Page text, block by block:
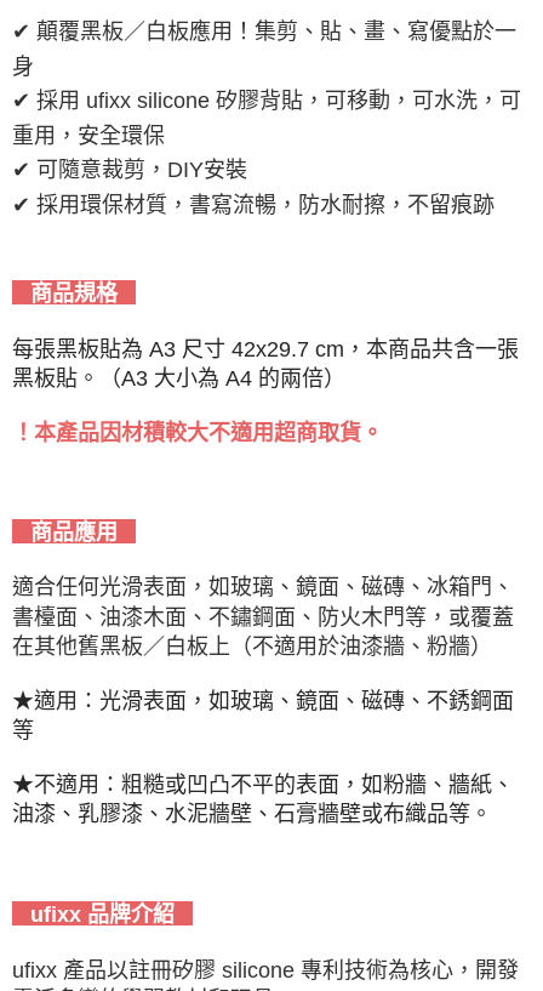
✔ 顛覆黑板／白板應用！集剪、貼、畫、寫優點於一
身
✔ 採用 ufixx silicone 矽膠背貼，可移動，可水洗，可
重用，安全環保
✔ 可隨意裁剪，DIY安裝
✔ 採用環保材質，書寫流暢，防水耐擦，不留痕跡
商品規格
每張黑板貼為 A3 尺寸 42x29.7 cm，本商品共含一張
黑板貼。（A3 大小為 A4 的兩倍）
！本產品因材積較大不適用超商取貨。
商品應用
適合任何光滑表面，如玻璃、鏡面、磁磚、冰箱門、
書檯面、油漆木面、不鏽鋼面、防火木門等，或覆蓋
在其他舊黑板／白板上（不適用於油漆牆、粉牆）
★適用：光滑表面，如玻璃、鏡面、磁磚、不銹鋼面
等
★不適用：粗糙或凹凸不平的表面，如粉牆、牆紙、
油漆、乳膠漆、水泥牆壁、石膏牆壁或布織品等。
ufixx 品牌介紹
ufixx 產品以註冊矽膠 silicone 專利技術為核心，開發